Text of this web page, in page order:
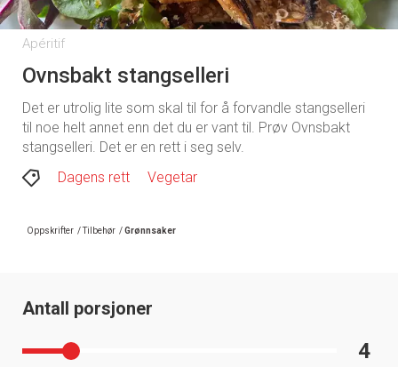
Apéritif
Ovnsbakt stangselleri
Det er utrolig lite som skal til for å forvandle stangselleri
til noe helt annet enn det du er vant til. Prøv Ovnsbakt
stangselleri. Det er en rett i seg selv.
Dagens rett
Vegetar
Oppskrifter /Tilbehør /Grønnsaker
Antall porsjoner
4